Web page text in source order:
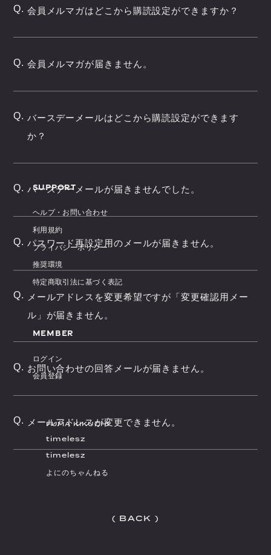
Q. 会員メルマガはどこから購読設定ができますか？
Q. 会員メルマガが届きません。
Q. バースデーメールはどこから購読設定ができます
か？
Q. バースデーメールが届きませんでした。
Q. パスワード再設定用のメールが届きません。
Q.
メールアドレスを変更希望ですが「変更確認用メー
ル」が届きません。
Q. お問い合わせの回答メールが届きません。
Q. メールアドレスが変更できません。
( BACK )
SUPPORT
ヘルプ・お問い合わせ
利用規約
プライバシーポリシー
推奨環境
特定商取引法に基づく表記
MEMBER
ログイン
会員登録
FUMA KIKUCHI
timelesz
timelesz
よにのちゃんねる